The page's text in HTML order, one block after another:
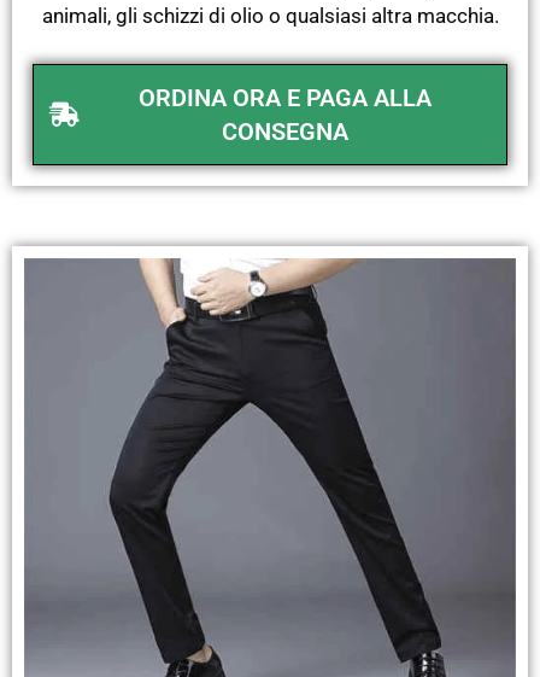
animali, gli schizzi di olio o qualsiasi altra macchia.
ORDINA ORA E PAGA ALLA
CONSEGNA